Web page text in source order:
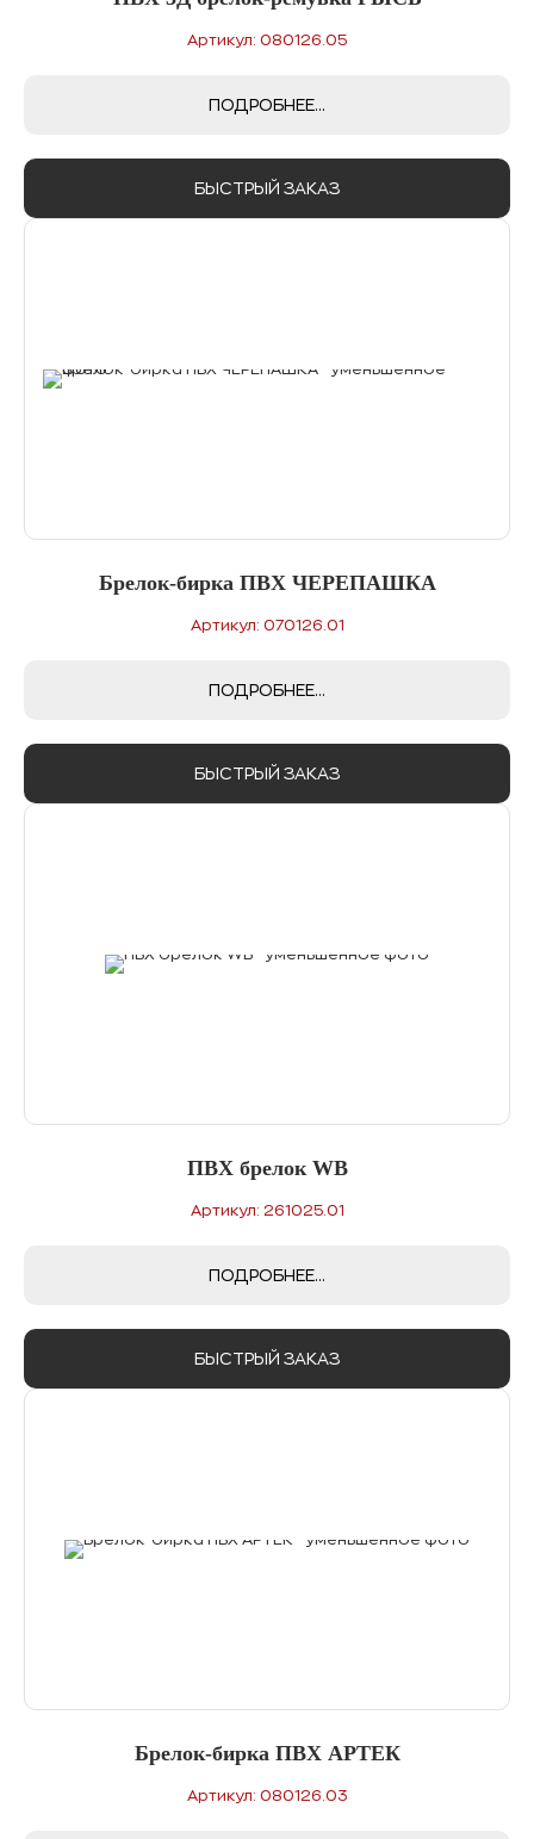
Артикул: 080126.05
ПОДРОБНЕЕ...
БЫСТРЫЙ ЗАКАЗ
Брелок-бирка ПВХ ЧЕРЕПАШКА
Артикул: 070126.01
ПОДРОБНЕЕ...
БЫСТРЫЙ ЗАКАЗ
ПВХ брелок WB
Артикул: 261025.01
ПОДРОБНЕЕ...
БЫСТРЫЙ ЗАКАЗ
Брелок-бирка ПВХ АРТЕК
Артикул: 080126.03